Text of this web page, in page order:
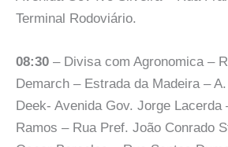
Terminal Rodoviário.
08:30 – Divisa com Agronomica –
Demarch – Estrada da Madeira –
Deek- Avenida Gov. Jorge Lacerda
Ramos – Rua Pref. João Conrado